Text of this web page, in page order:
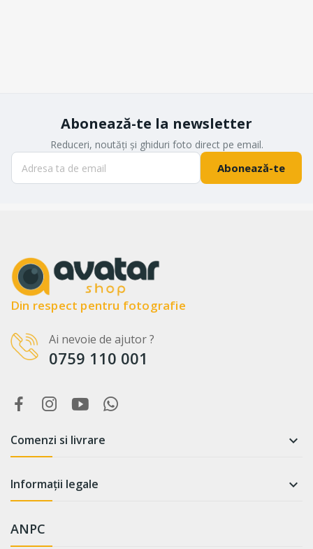
Abonează-te la newsletter
Reduceri, noutăți și ghiduri foto direct pe email.
Abonează-te
Din respect pentru fotografie
Ai nevoie de ajutor ?
0759 110 001
Comenzi si livrare 
Informații legale 
ANPC